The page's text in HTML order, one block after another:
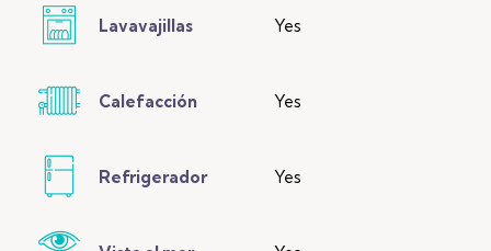
Lavavajillas Yes
Calefacción Yes
Refrigerador Yes